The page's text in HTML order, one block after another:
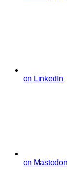
on LinkedIn
on Mastodon